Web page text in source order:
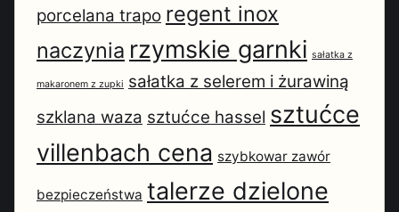
porcelana trapo regent inox
naczynia rzymskie garnki sałatka z
makaronem z zupki sałatka z selerem i żurawiną
szklana waza sztućce hassel sztućce
villenbach cena szybkowar zawór
bezpieczeństwa talerze dzielone